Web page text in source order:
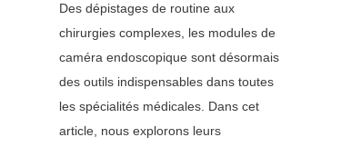
Des dépistages de routine aux
chirurgies complexes, les modules de
caméra endoscopique sont désormais
des outils indispensables dans toutes
les spécialités médicales. Dans cet
article, nous explorons leurs